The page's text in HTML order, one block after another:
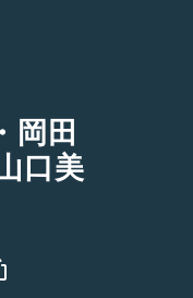
田
口美